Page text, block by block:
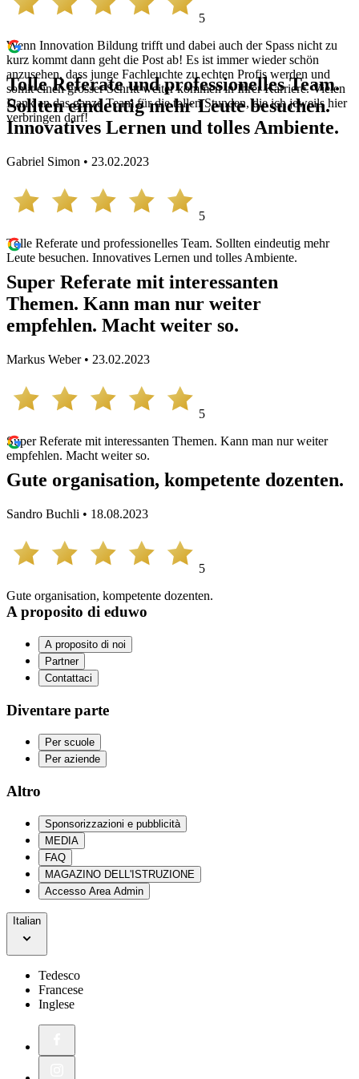
5
Wenn Innovation Bildung trifft und dabei auch der Spass nicht zu
kurz kommt dann geht die Post ab! Es ist immer wieder schön
anzusehen, dass junge Fachleuchte zu echten Profis werden und
somit einen grosser Schritt weiter kommen in Ihrer Karriere. Vielen
Dank an das ganze Team für die tollen Stunden, die ich jeweils hier
verbringen darf!
Tolle Referate und professionelles Team.
Sollten eindeutig mehr Leute besuchen.
Innovatives Lernen und tolles Ambiente.
Gabriel Simon • 23.02.2023
5
Tolle Referate und professionelles Team. Sollten eindeutig mehr
Leute besuchen. Innovatives Lernen und tolles Ambiente.
Super Referate mit interessanten
Themen. Kann man nur weiter
empfehlen. Macht weiter so.
Markus Weber • 23.02.2023
5
Super Referate mit interessanten Themen. Kann man nur weiter
empfehlen. Macht weiter so.
Gute organisation, kompetente dozenten.
Sandro Buchli • 18.08.2023
5
Gute organisation, kompetente dozenten.
A proposito di eduwo
A proposito di noi
Partner
Contattaci
Diventare parte
Per scuole
Per aziende
Altro
Sponsorizzazioni e pubblicità
MEDIA
FAQ
MAGAZINO DELL'ISTRUZIONE
Accesso Area Admin
Italian
Tedesco
Francese
Inglese